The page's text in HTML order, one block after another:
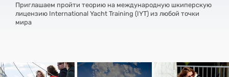
Приглашаем пройти теорию на международную шкиперскую
лицензию International Yacht Training (IYT) из любой точки
мира